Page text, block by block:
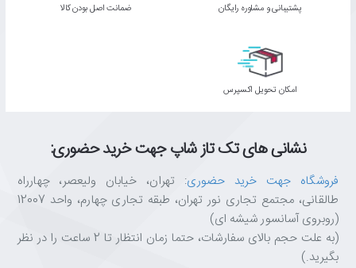
پشتیبانی و مشاوره رایگان ﺿﻤﺎﻧﺖ اﺻﻞ ﺑﻮدن ﮐﺎﻟﺎ
اﻣﮑﺎن ﺗﺤﻮﯾﻞ اﮐﺴﭙﺮس
نشانی های تک تاز شاپ جهت خرید حضوری:
فروشگاه جهت خرید حضوری: تهران، خیابان ولیعصر، چهارراه
طالقانی، مجتمع تجاری نور تهران، طبقه تجاری چهارم، واحد 12007
(روبروی آسانسور شیشه ای)
(به علت حجم بالای سفارشات، حتما زمان انتظار تا 2 ساعت را در نظر
بگیرید.)